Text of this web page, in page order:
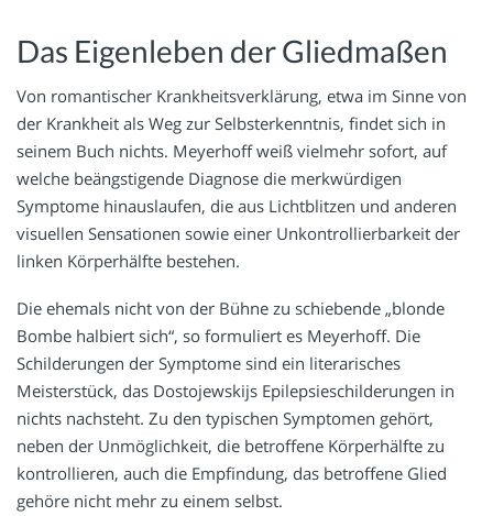
Das Eigenleben der Gliedmaßen
Von romantischer Krankheitsverklärung, etwa im Sinne von
der Krankheit als Weg zur Selbsterkenntnis, findet sich in
seinem Buch nichts. Meyerhoff weiß vielmehr sofort, auf
welche beängstigende Diagnose die merkwürdigen
Symptome hinauslaufen, die aus Lichtblitzen und anderen
visuellen Sensationen sowie einer Unkontrollierbarkeit der
linken Körperhälfte bestehen.
Die ehemals nicht von der Bühne zu schiebende „blonde
Bombe halbiert sich“, so formuliert es Meyerhoff. Die
Schilderungen der Symptome sind ein literarisches
Meisterstück, das Dostojewskijs Epilepsieschilderungen in
nichts nachsteht. Zu den typischen Symptomen gehört,
neben der Unmöglichkeit, die betroffene Körperhälfte zu
kontrollieren, auch die Empfindung, das betroffene Glied
gehöre nicht mehr zu einem selbst.